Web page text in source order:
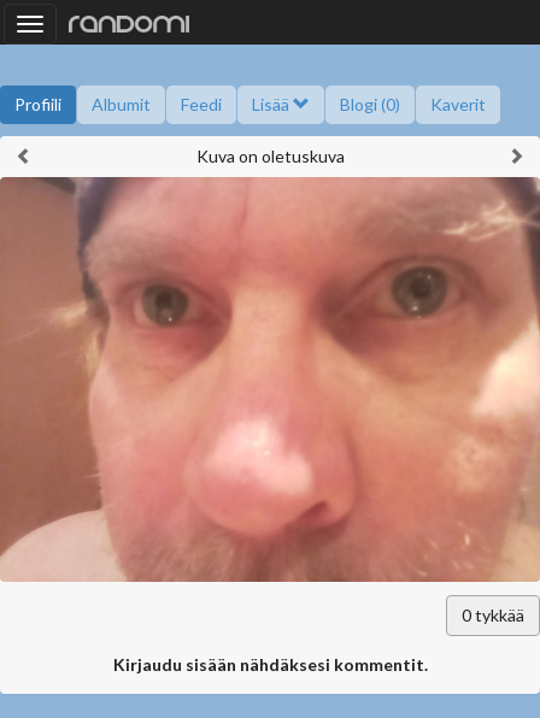
Toggle
navigation
Profiili Albumit Feedi Lisää Blogi (0) Kaverit
Kysy minulta Kaverikirja Gallupit Saavutukset
Kuva on oletuskuva
0tykkää
Kirjaudu sisään nähdäksesi kommentit.